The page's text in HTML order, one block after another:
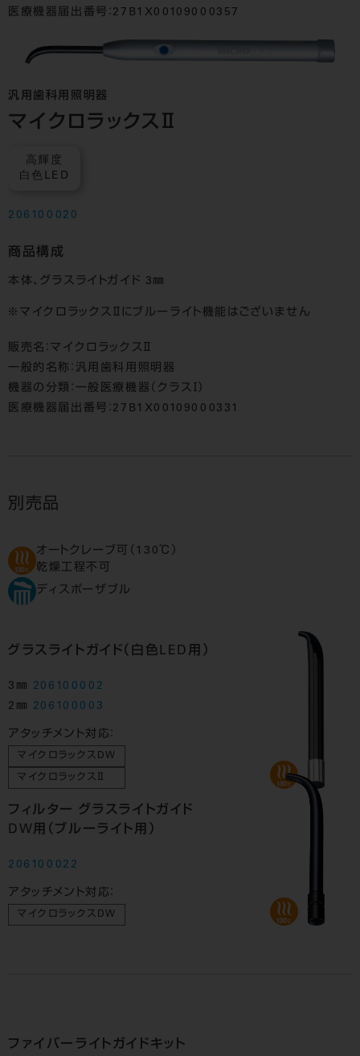
医療機器届出番号：27B1X00109000357
汎用歯科用照明器
マイクロラックスⅡ
高輝度
白色LED
206100020
商品構成
本体、グラスライトガイド 3㎜
マイクロラックスⅡにブルーライト機能はございません
販売名：マイクロラックスⅡ
一般的名称：汎用歯科用照明器
機器の分類：一般医療機器（クラスⅠ）
医療機器届出番号：27B1X00109000331
別売品
オートクレーブ可（130℃）
乾燥工程不可
ディスポーザブル
グラスライトガイド（白色LED用）
3㎜ 206100002
2㎜ 206100003
アタッチメント対応：
マイクロラックスDW
マイクロラックスⅡ
フィルター グラスライトガイド
DW用（ブルーライト用）
206100022
アタッチメント対応：
マイクロラックスDW
ファイバーライトガイドキット